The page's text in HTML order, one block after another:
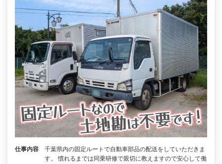
仕事内容
千葉県内の固定ルートで自動車部品の配送をしていただきま
す。 慣れるまでは同乗研修で親切に教えますので安心して働